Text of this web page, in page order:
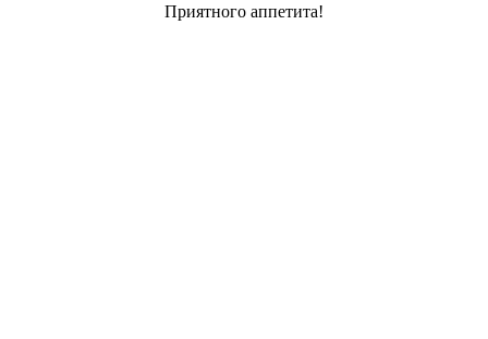
Приятного аппетита!